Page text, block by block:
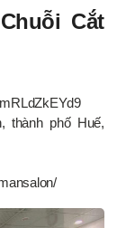
Cắt
thành phố Huế,